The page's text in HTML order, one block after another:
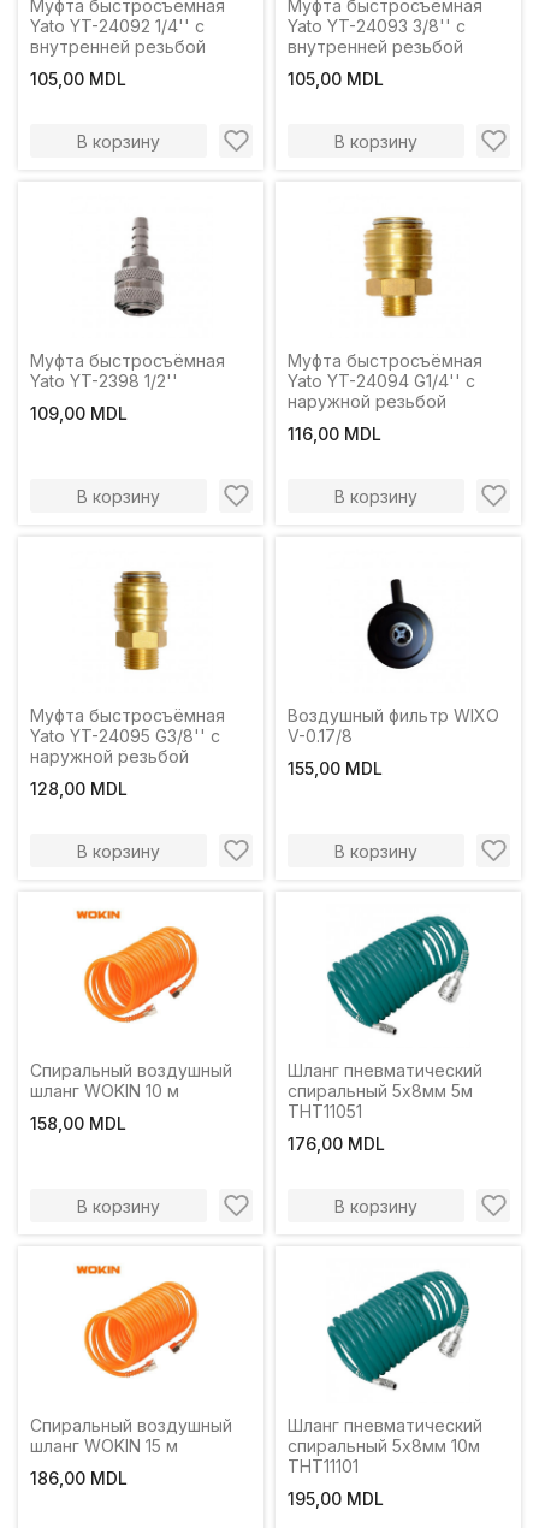
Муфта быстросъёмная
Yato YT-24092 1/4'' с
внутренней резьбой
105,00 MDL
В корзину
Муфта быстросъёмная
Yato YT-24093 3/8'' с
внутренней резьбой
105,00 MDL
В корзину
Муфта быстросъёмная
Yato YT-2398 1/2''
109,00 MDL
В корзину
Муфта быстросъёмная
Yato YT-24094 G1/4'' с
наружной резьбой
116,00 MDL
В корзину
Муфта быстросъёмная
Yato YT-24095 G3/8'' с
наружной резьбой
128,00 MDL
В корзину
Воздушный фильтр WIXO
V-0.17/8
155,00 MDL
В корзину
Спиральный воздушный
шланг WOKIN 10 м
158,00 MDL
В корзину
Шланг пневматический
спиральный 5х8мм 5м
THT11051
176,00 MDL
В корзину
Спиральный воздушный
шланг WOKIN 15 м
186,00 MDL
Шланг пневматический
спиральный 5х8мм 10м
THT11101
195,00 MDL